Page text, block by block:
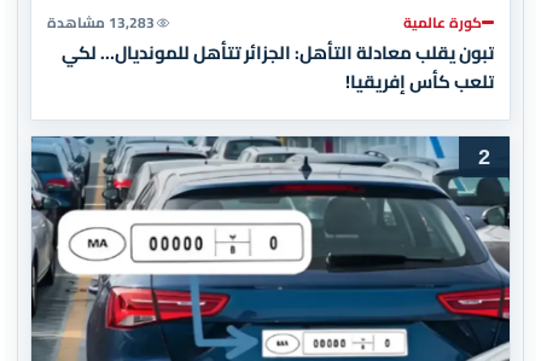
كورة عالمية 13,283 مشاهدة
تبون يقلب معادلة التأهل: الجزائر تتأهل للمونديال… لكي
تلعب كأس إفريقيا!
2